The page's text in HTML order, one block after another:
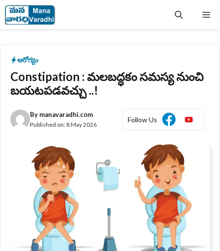
Skip
to
content
ఆరోగ్యం
Constipation : మలబద్ధకం సమస్య నుంచి
బయటపడవచ్చు ..!
By manavaradhi.com
Published on: 8 May 2026
Follow Us